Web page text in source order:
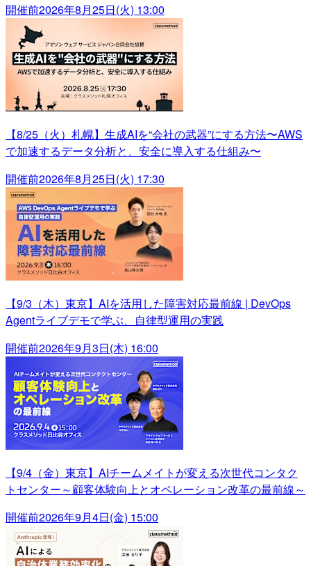
開催前2026年8月25日(火) 13:00
【8/25（火）札幌】生成AIを“会社の武器”にする方法〜AWS
で加速するデータ分析と、安全に導入する仕組み〜
開催前2026年8月25日(火) 17:30
【9/3（木）東京】AIを活用した障害対応最前線 | DevOps
Agentライブデモで学ぶ、自律型運用の実践
開催前2026年9月3日(木) 16:00
【9/4（金）東京】AIチームメイトが変える次世代コンタク
トセンター～顧客体験向上とオペレーション改革の最前線～
開催前2026年9月4日(金) 15:00